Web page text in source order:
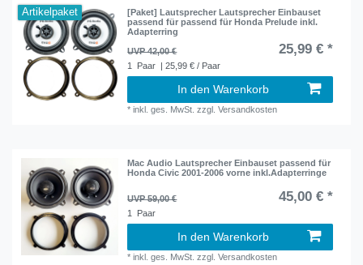
Artikelpaket
[Paket] Lautsprecher Lautsprecher Einbauset
passend für passend für Honda Prelude inkl.
Adapterring
UVP 42,00 €
25,99 € *
1 Paar | 25,99 € / Paar
In den Warenkorb
*inkl. ges. MwSt. zzgl.Versandkosten
Mac Audio Lautsprecher Einbauset passend für
Honda Civic 2001-2006 vorne inkl.Adapterringe
UVP 59,00 € 45,00 € *
1 Paar
In den Warenkorb
*inkl. ges. MwSt. zzgl.Versandkosten